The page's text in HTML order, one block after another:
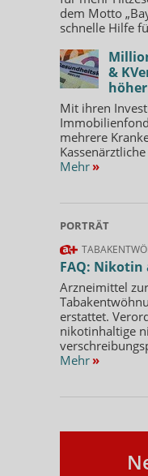
dem Motto
schnelle Hilfe
&
höher
Mit ihren
mehrere
Mehr »
PORTRÄT
FAQ: Nikotin
Arzneimittel zur
erstattet.
nikotinhaltige
Mehr »